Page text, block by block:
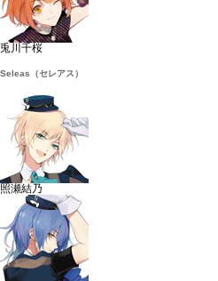
兎川千桜
Seleas（セレアス）
照瀬結乃